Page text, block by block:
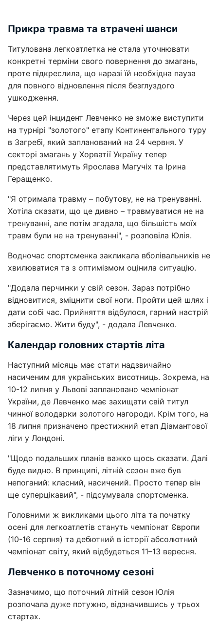
Прикра травма та втрачені шанси
Титулована легкоатлетка не стала уточнювати
конкретні терміни свого повернення до змагань,
проте підкреслила, що наразі їй необхідна пауза
для повного відновлення після безглуздого
ушкодження.
Через цей інцидент Левченко не зможе виступити
на турнірі "золотого" етапу Континентального туру
в Загребі, який запланований на 24 червня. У
секторі змагань у Хорватії Україну тепер
представлятимуть Ярослава Магучіх та Ірина
Геращенко.
"Я отримала травму – побутову, не на тренуванні.
Хотіла сказати, що це дивно – травмуватися не на
тренуванні, але потім згадала, що більшість моїх
травм були не на тренуванні", - розповіла Юлія.
Водночас спортсменка закликала вболівальників не
хвилюватися та з оптимізмом оцінила ситуацію.
"Додала перчинки у свій сезон. Зараз потрібно
відновитися, зміцнити свої ноги. Пройти цей шлях і
дати собі час. Прийняття відбулося, гарний настрій
зберігаємо. Жити буду", - додала Левченко.
Календар головних стартів літа
Наступний місяць має стати надзвичайно
насиченим для українських висотниць. Зокрема, на
10-12 липня у Львові заплановано чемпіонат
України, де Левченко має захищати свій титул
чинної володарки золотого нагороди. Крім того, на
18 липня призначено престижний етап Діамантової
ліги у Лондоні.
"Щодо подальших планів важко щось сказати. Далі
буде видно. В принципі, літній сезон вже був
непоганий: класний, насичений. Просто тепер він
ще суперцікавий", - підсумувала спортсменка.
Головними ж викликами цього літа та початку
осені для легкоатлетів стануть чемпіонат Європи
(10-16 серпня) та дебютний в історії абсолютний
чемпіонат світу, який відбудеться 11–13 вересня.
Левченко в поточному сезоні
Зазначимо, що поточний літній сезон Юлія
розпочала дуже потужно, відзначившись у трьох
стартах.